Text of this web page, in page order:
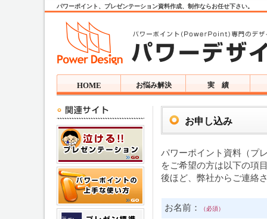
パワーポイント、プレゼンテーション資料作成、制作ならお任せ下さい。
HOME お悩み解決 実 績
お申し込み
パワーポイント資料（プ
をご希望の方は以下の項
後ほど、弊社からご連絡
お名前： （必須）